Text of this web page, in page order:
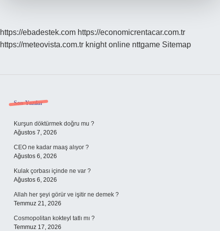
https://ebadestek.com https://economicrentacar.com.tr
https://meteovista.com.tr knight online nttgame Sitemap
Sidebar
Son Yazılar
Kurşun döktürmek doğru mu ?
Ağustos 7, 2026
CEO ne kadar maaş alıyor ?
Ağustos 6, 2026
Kulak çorbası içinde ne var ?
Ağustos 6, 2026
Allah her şeyi görür ve işitir ne demek ?
Temmuz 21, 2026
Cosmopolitan kokteyl tatlı mı ?
Temmuz 17, 2026